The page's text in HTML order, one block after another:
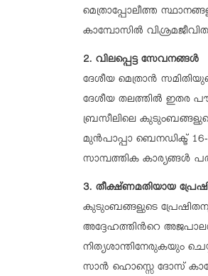
മെത്രാപ്പോലീത്ത
കാമ്പോസില്‍
2. വിലപ്പെട്ട സേവനങ്ങള്‍
ദേശീയ മെത്രാന്‍
ദേശീയ തലത്തില്‍ ഇതര
ബ്രസീലിലെ
മുന്‍പാപ്പാ ബെനഡിക്ട്
സാമ്പത്തിക കാര്യങ്ങള്‍
3. തീക്ഷ്ണമതിയായ
കുടുംബങ്ങളുടെ
അദ്ദേഹത്തിന്‍റെ
നിത്യശാന്തിനേരുകയും
സാന്‍ ഹൊസ്സെ ദോസ്